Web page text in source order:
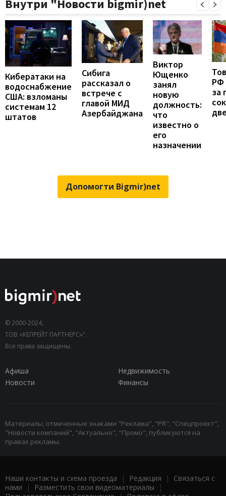
Внутри "Новости bigmir)net
Кибератаки на
водоснабжение
США: взломаны
системам 12
штатов
Сибига
рассказал о
встрече с
главой МИД
Азербайджана
Виктор
Ющенко
занял
новую
должность:
что
известно о
его
назначении
РФ
за
Допомогти Bigmir)net
© 2000-2024,
ТОВ «КЕПРЕЙТ ПАРТНЕРС»".
Все права защищены.
Афиша
Недвижимость
Новости
Финансы
Материалы, отмеченные знаками "Реклама", "PR", "Спецпроект",
"Новости компаний", "Актуально", "Промо", публикуются на
правах рекламы.
Наши контакты и схема проезда | Редакция | Связаться с
нами | Разместить свои видеоматериалы |